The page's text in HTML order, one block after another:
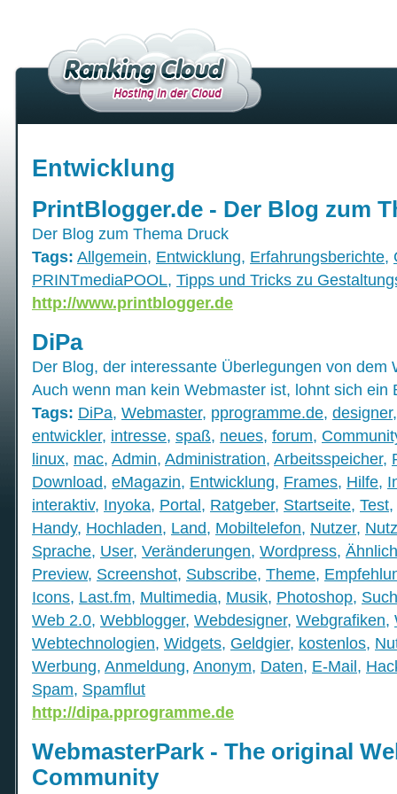
Entwicklung
PrintBlogger.de - Der Blog zum
Der Blog zum Thema Druck
Tags: Allgemein, Entwicklung, Erfahrungsberichte,
PRINTmediaPOOL, Tipps und Tricks zu
http://www.printblogger.de
DiPa
Der Blog, der interessante Überlegungen von dem
Auch wenn man kein Webmaster ist, lohnt sich ein
Tags: DiPa, Webmaster, pprogramme.de, designer
entwickler, intresse, spaß, neues, forum,
linux, mac, Admin, Administration, Arbeitsspeicher,
Download, eMagazin, Entwicklung, Frames, Hilfe,
interaktiv, Inyoka, Portal, Ratgeber, Startseite, Test,
Handy, Hochladen, Land, Mobiltelefon, Nutzer,
Sprache, User, Veränderungen, Wordpress,
Preview, Screenshot, Subscribe, Theme,
Icons, Last.fm, Multimedia, Musik, Photoshop,
Web 2.0, Webblogger, Webdesigner, Webgrafiken,
Webtechnologien, Widgets, Geldgier, kostenlos,
Werbung, Anmeldung, Anonym, Daten, E-Mail,
Spam, Spamflut
http://dipa.pprogramme.de
WebmasterPark - The original
Community